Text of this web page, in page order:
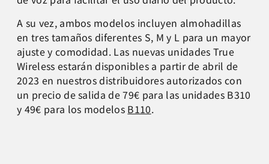
A su vez, ambos modelos incluyen almohadillas
en tres tamaños diferentes S, M y L para un mayor
ajuste y comodidad. Las nuevas unidades True
Wireless estarán disponibles a partir de abril de
2023 en nuestros distribuidores autorizados con
un precio de salida de 79€ para las unidades B310
y 49€ para los modelos B110.